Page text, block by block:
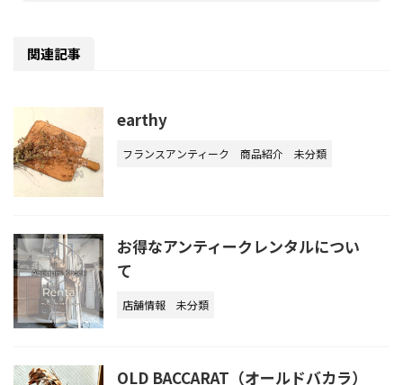
関連記事
earthy
フランスアンティーク 商品紹介 未分類
お得なアンティークレンタルについ
て
店舗情報 未分類
OLD BACCARAT（オールドバカラ）